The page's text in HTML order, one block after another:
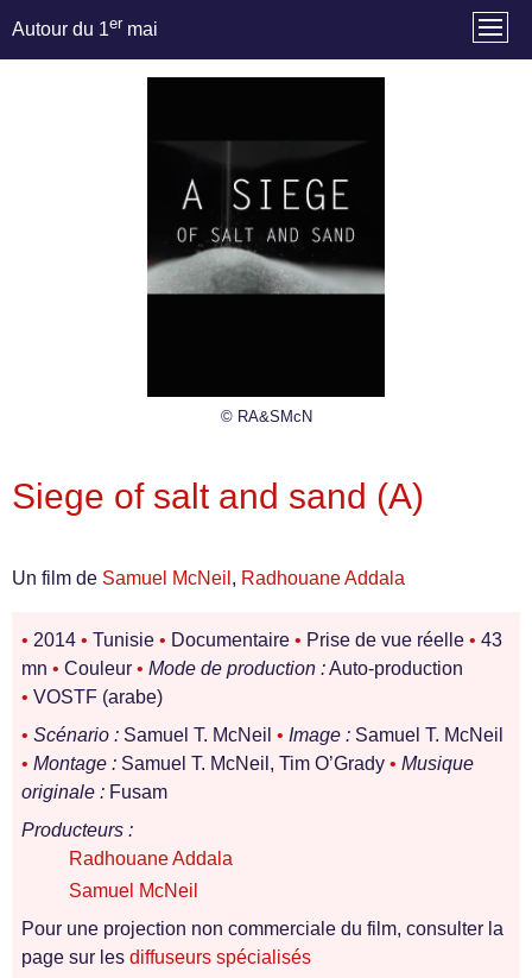
Autour du 1er mai
© RA&SMcN
Siege of salt and sand (A)
Un film de Samuel McNeil , Radhouane Addala
• 2014 • Tunisie • Documentaire • Prise de vue réelle • 43
mn • Couleur • Mode de production :Auto-production
• VOSTF (arabe)
• Scénario : Samuel T. McNeil • Image : Samuel T. McNeil
• Montage : Samuel T. McNeil, Tim O’Grady • Musique
originale : Fusam
Producteurs :
Radhouane Addala
Samuel McNeil
Pour une projection non commerciale du film, consulter la
page sur les diffuseurs spécialisés